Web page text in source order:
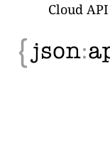
Cloud API